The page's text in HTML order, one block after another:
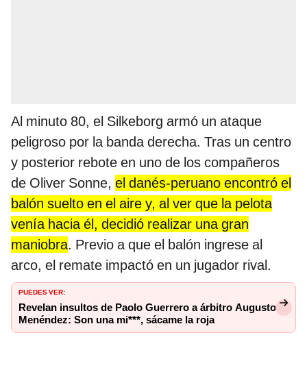
Al minuto 80, el Silkeborg armó un ataque
peligroso por la banda derecha. Tras un centro
y posterior rebote en uno de los compañeros
de Oliver Sonne, el danés-peruano encontró el
balón suelto en el aire y, al ver que la pelota
venía hacia él, decidió realizar una gran
maniobra. Previo a que el balón ingrese al
arco, el remate impactó en un jugador rival.
PUEDES VER:
Revelan insultos de Paolo Guerrero a árbitro Augusto
Menéndez: Son una mi***, sácame la roja